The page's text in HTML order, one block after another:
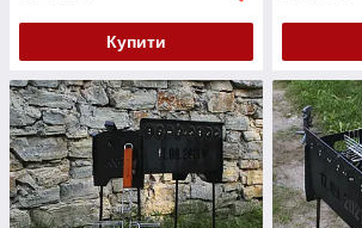
Купити